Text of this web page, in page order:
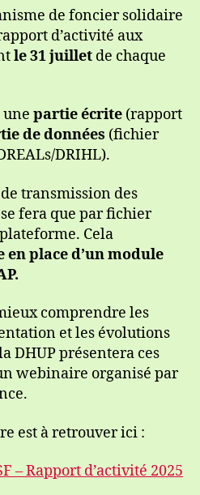
de foncier solidaire
d’activité aux
le 31 juillet de chaque
partie écrite (rapport
de données (fichier
DRIHL).
transmission des
fera que par fichier
Cela
en place d’un module
comprendre les
et les évolutions
DHUP présentera ces
webinaire organisé par
est à retrouver ici :
– Rapport d’activité 2025